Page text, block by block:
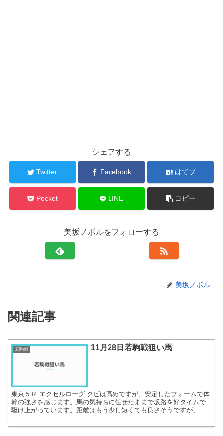
シェアする
Twitter Facebook はてブ
Pocket LINE コピー
美坂ノボルをフォローする
美坂ノボル
関連記事
若駒戦 11月28日若駒戦狙い馬
東京５Ｒ エクセルローグ クビは高めですが、安定したフォームで体
幹の強さを感じます。馬の気持ちに任せたままで坂路を好タイムで
駆け上がっています。距離はもう少し短くても良さそうですが、好